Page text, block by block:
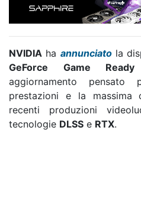
NVIDIA ha annunciatola
GeForce Game
aggiornamento
prestazioni e la massima
recenti produzioni
tecnologie DLSS e RTX.